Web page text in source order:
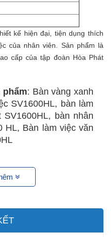
kế hiện đại, tiện dụng thích
của nhân viên. Sản phẩm là
cấp của tập đoàn Hòa Phát
: Bàn vàng xanh
SV1600HL, bàn làm
bàn nhân
HL, Bàn làm việc văn